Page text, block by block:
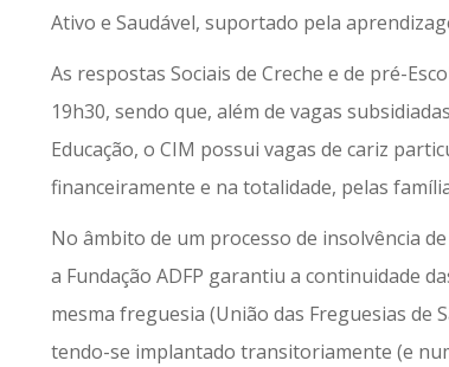
Ativo e Saudável, suportado pela
As respostas Sociais de Creche e de pré-
19h30, sendo que, além de vagas
Educação, o CIM possui vagas de cariz
financeiramente e na totalidade, pelas
No âmbito de um processo de insolvência
a Fundação ADFP garantiu a continuidade
mesma freguesia (União das Freguesias de
tendo-se implantado transitoriamente (e